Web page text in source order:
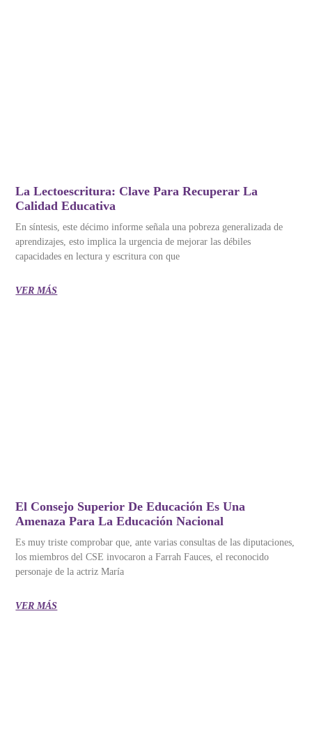
La Lectoescritura: Clave Para Recuperar La
Calidad Educativa
En síntesis, este décimo informe señala una pobreza generalizada de
aprendizajes, esto implica la urgencia de mejorar las débiles
capacidades en lectura y escritura con que
VER MÁS
El Consejo Superior De Educación Es Una
Amenaza Para La Educación Nacional
Es muy triste comprobar que, ante varias consultas de las diputaciones,
los miembros del CSE invocaron a Farrah Fauces, el reconocido
personaje de la actriz María
VER MÁS